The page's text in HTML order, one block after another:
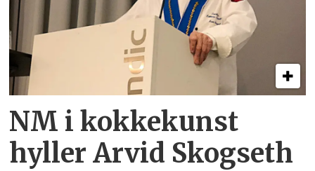
NM i kokkekunst
hyller Arvid Skogseth